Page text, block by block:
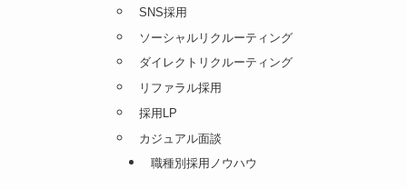
SNS採用
ソーシャルリクルーティング
ダイレクトリクルーティング
リファラル採用
採用LP
カジュアル面談
職種別採用ノウハウ